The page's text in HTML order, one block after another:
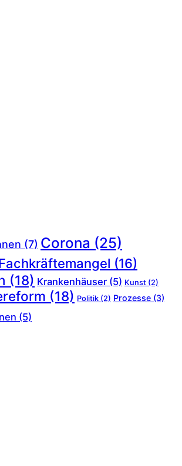
(7) Corona (25)
(16)
(18) Krankenhäuser (5) Kunst (2)
(18) Politik (2) Prozesse (3)
(5)